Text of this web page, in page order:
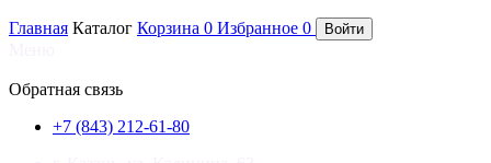
Главная Каталог Корзина 0 Избранное 0 Войти
Обратная связь
+7 (843) 212-61-80